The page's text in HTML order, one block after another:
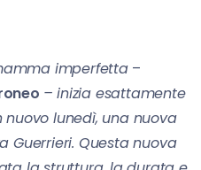
imperfetta–
– inizia esattamente
lunedì, una nuova
Guerrieri. Questa nuova